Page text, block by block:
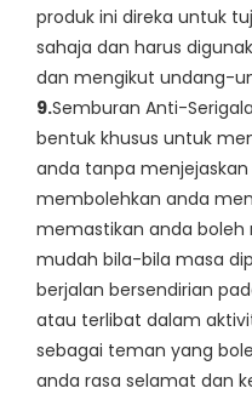
produk ini direka untuk
sahaja dan harus
dan mengikut undang-
9.Semburan Anti-
bentuk khusus untuk
anda tanpa
membolehkan anda
memastikan anda
mudah bila-bila masa
berjalan bersendirian
atau terlibat dalam
sebagai teman yang
anda rasa selamat dan